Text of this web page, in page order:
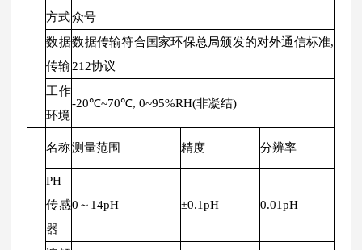
方式众号
数据
传输
数据传输符合国家环保总局颁发的对外通信标准,
212协议
工作
环境
-20℃~70℃, 0~95%RH(非凝结)
名称测量范围 精度 分辨率
PH
传感
器
0～14pH ±0.1pH 0.01pH